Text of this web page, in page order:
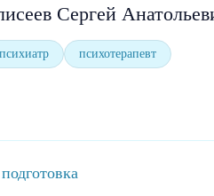
Сергей
психиатр психотерапевт